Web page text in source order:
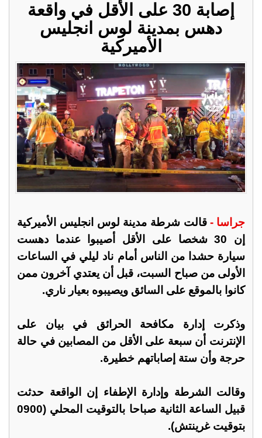
إصابة 30 على الأقل في واقعة
دهس بمدينة لوس انجليس
الأميركية
جراسا - قالت شرطة مدينة لوس انجليس الأميركية
إن 30 شخصا على الأقل أصيبوا عندما دهست
سيارة حشدا من الناس أمام ناد ليلي في الساعات
الأولى من صباح السبت، قبل أن يعتدي آخرون ممن
كانوا بالموقع على السائق ويصيبوه بعيار ناري.
وذكرت إدارة مكافحة الحرائق في بيان على
الإنترنت أن سبعة على الأقل من المصابين في حالة
حرجة وأن ستة إصاباتهم خطيرة.
وقالت الشرطة وإدارة الإطفاء إن الواقعة حدثت
قبيل الساعة الثانية صباحا بالتوقيت المحلي (0900
بتوقيت غرينتش).